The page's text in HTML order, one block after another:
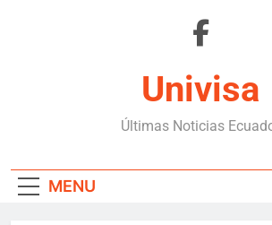
Univisa
Últimas Noticias
MENU